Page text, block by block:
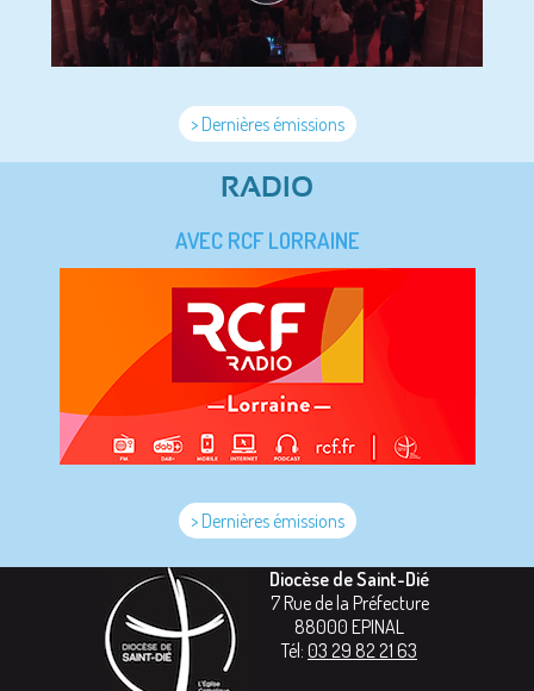
> Dernières émissions
RADIO
AVEC RCF LORRAINE
> Dernières émissions
Diocèse de Saint-Dié
7 Rue de la Préfecture
88000 EPINAL
Tél: 03 29 82 21 63